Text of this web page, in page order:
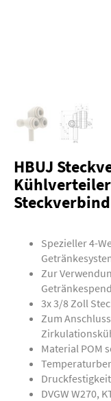
HBUJ
Spezieller 4-
Zur
3x 3/8 Zoll
Zum
Material POM
DVGW W270,